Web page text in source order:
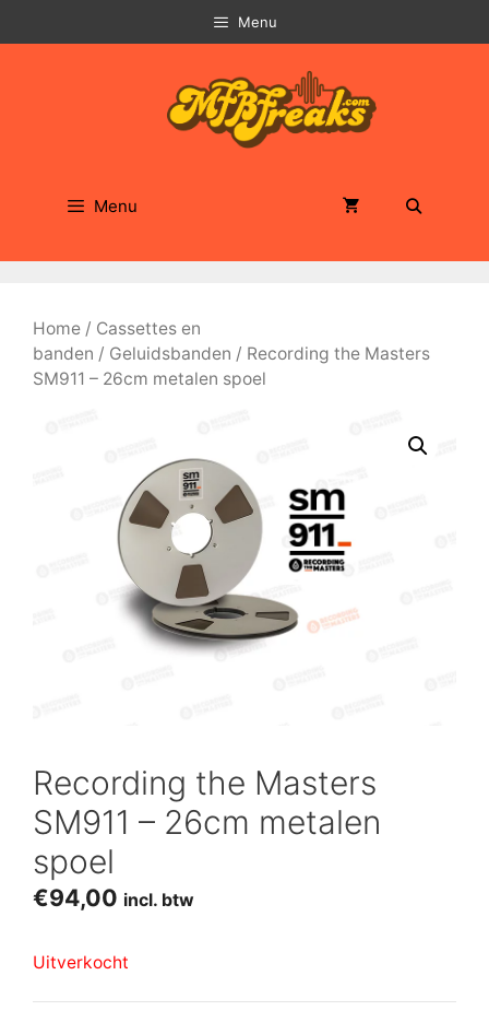
naar
Menu
Menu
Home / Cassettes en
banden / Geluidsbanden / Recording the Masters
SM911 – 26cm metalen spoel
Recording the Masters
SM911 – 26cm metalen
spoel
€94,00 incl. btw
Uitverkocht